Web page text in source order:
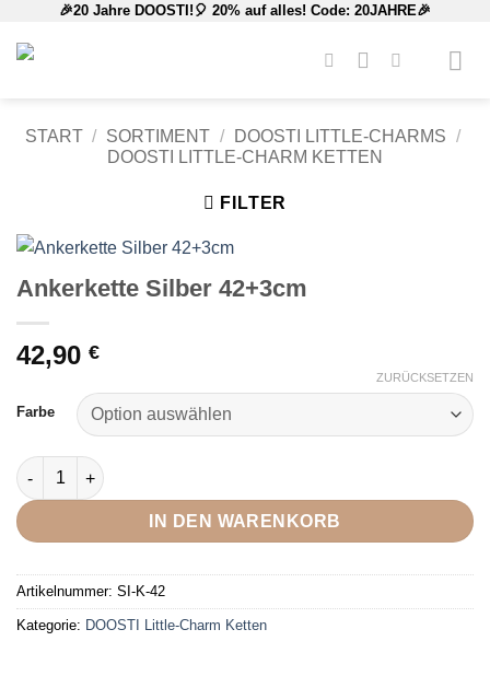
Inhalt
🎉20 Jahre DOOSTI!🎈 20% auf alles! Code: 20JAHRE🎉
START / SORTIMENT / DOOSTI LITTLE-CHARMS /
DOOSTI LITTLE-CHARM KETTEN
FILTER
Ankerkette Silber 42+3cm
42,90 €
Farbe
ZURÜCKSETZEN
Ankerkette Silber 42+3cm Menge
IN DEN WARENKORB
Artikelnummer: SI-K-42
Kategorie: DOOSTI Little-Charm Ketten